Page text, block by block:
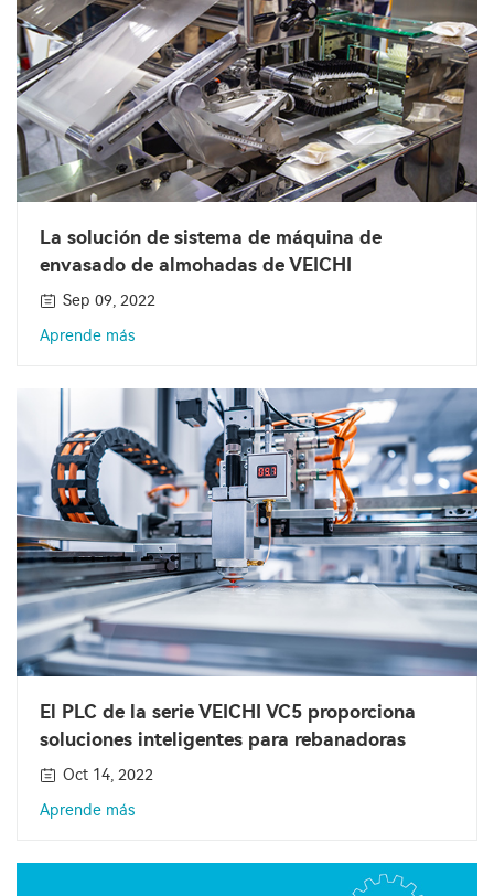
La solución de sistema de máquina de
envasado de almohadas de VEICHI
Sep 09, 2022
Aprende más
El PLC de la serie VEICHI VC5 proporciona
soluciones inteligentes para rebanadoras
Oct 14, 2022
Aprende más